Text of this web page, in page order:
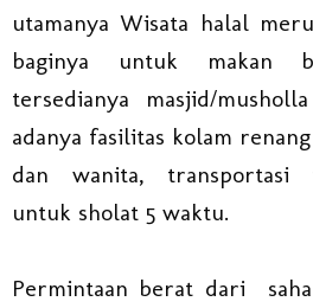
utamanya Wisata halal
baginya untuk makan
tersedianya masjid/
adanya fasilitas kolam
dan wanita, transportasi
untuk sholat 5 waktu.
Permintaan berat dari